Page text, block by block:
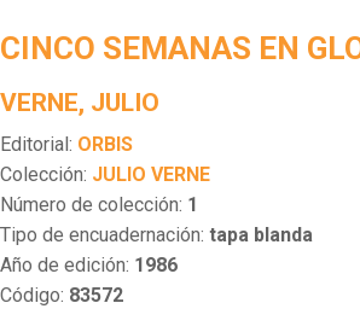
CINCO SEMANAS EN
VERNE, JULIO
Editorial: ORBIS
Colección: JULIO VERNE
Número de colección: 1
Tipo de encuadernación: tapa blanda
Año de edición: 1986
Código: 83572